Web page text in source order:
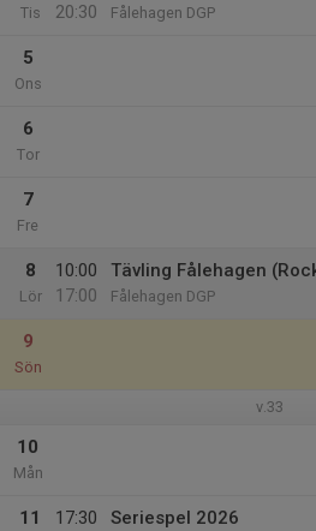
Tis
20:30
Fålehagen DGP
5
Ons
6
Tor
7
Fre
8
Lör
10:00
17:00
Tävling Fålehagen
Fålehagen DGP
9
Sön
v.33
10
Mån
11
17:30
Seriespel 2026